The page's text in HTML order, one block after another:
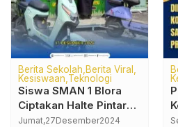
Blog
Sosialisasi Pemilihan
Mata Pelajararan Siswa
Kelas X Tahun 2025
Jumat, 9 Mei2025